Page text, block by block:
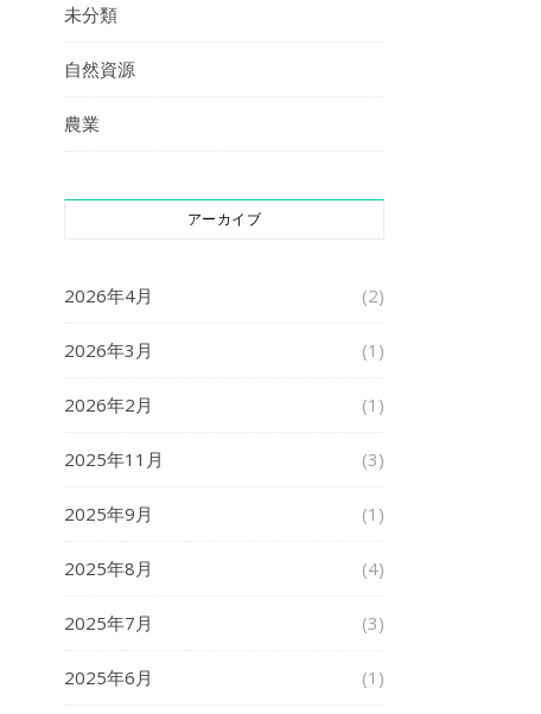
未分類
自然資源
農業
アーカイブ
2026年4月 (2)
2026年3月 (1)
2026年2月 (1)
2025年11月 (3)
2025年9月 (1)
2025年8月 (4)
2025年7月 (3)
2025年6月 (1)